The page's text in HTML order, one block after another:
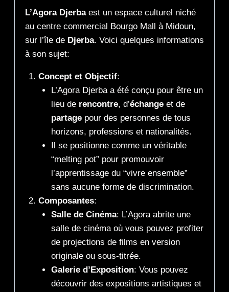
L’Agora Djerbaest un espace culturel niché
au centre commercial Bourgo Mall à Midoun,
sur l’île de Djerba. Voici quelques informations
à son sujet:
Concept et Objectif:
L’Agora Djerba a été conçu pour être un
lieu de rencontre, d’échange et de
partage pour des personnes de tous
horizons, professions et nationalités.
Il se positionne comme un véritable
“melting pot” pour promouvoir
l’apprentissage du “vivre ensemble”
sans aucune forme de discrimination.
Composantes:
Salle de Cinéma: L’Agora abrite une
salle de cinéma où vous pouvez profiter
de projections de films en version
originale ou sous-titrée.
Galerie d’Exposition: Vous pouvez
découvrir des expositions artistiques et